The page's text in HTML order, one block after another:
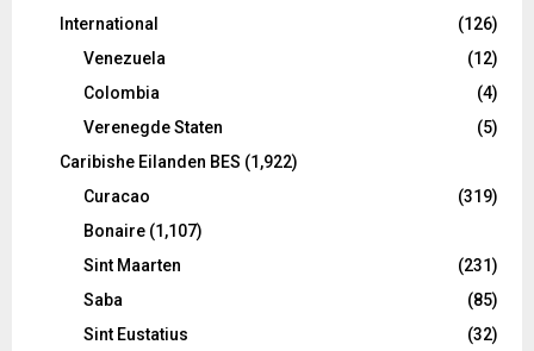
International
(126)
Venezuela
(12)
Colombia
(4)
Verenegde Staten
(5)
Caribishe Eilanden BES (1,922)
Curacao
(319)
Bonaire (1,107)
Sint Maarten
(231)
Saba
(85)
Sint Eustatius
(32)